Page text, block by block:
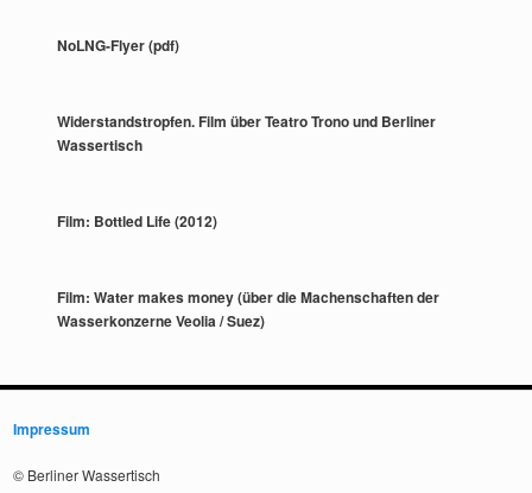
NoLNG-Flyer (pdf)
Widerstandstropfen. Film über Teatro Trono und Berliner
Wassertisch
Film: Bottled Life (2012)
Film: Water makes money (über die Machenschaften der
Wasserkonzerne Veolia / Suez)
Impressum
© Berliner Wassertisch